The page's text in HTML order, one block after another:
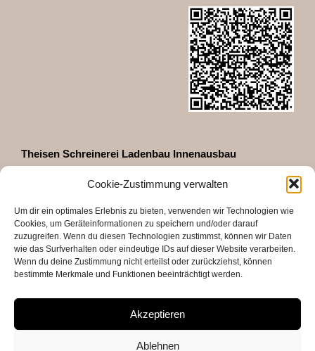
Cookie-Zustimmung verwalten
Um dir ein optimales Erlebnis zu bieten, verwenden wir Technologien wie
Cookies, um Geräteinformationen zu speichern und/oder darauf
zuzugreifen. Wenn du diesen Technologien zustimmst, können wir Daten
wie das Surfverhalten oder eindeutige IDs auf dieser Website verarbeiten.
Wenn du deine Zustimmung nicht erteilst oder zurückziehst, können
bestimmte Merkmale und Funktionen beeinträchtigt werden.
Akzeptieren
Ablehnen
Theisen Schreinerei Ladenbau Innenausbau
GmbH & Co. KG
D-66740 Saarlouis
Telefon 06831 - 460027
Fax 06831 - 48618
info@theisen-shopdesign.de
Öffnungszeiten
Weitere Termine nach Absprache sind gerne möglich